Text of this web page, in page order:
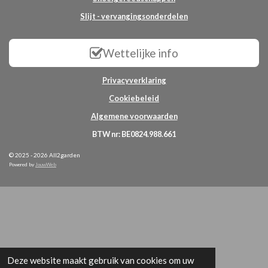
Deze website maakt gebruik van cookies om uw
Slijt - vervangingsonderdelen
Wettelijke info
Privacyverklaring
Cookiebeleid
Algemene voorwaarden
BTW nr: BE0824.988.661
© 2025 - 2026 All2garden
Powered by JouwWeb